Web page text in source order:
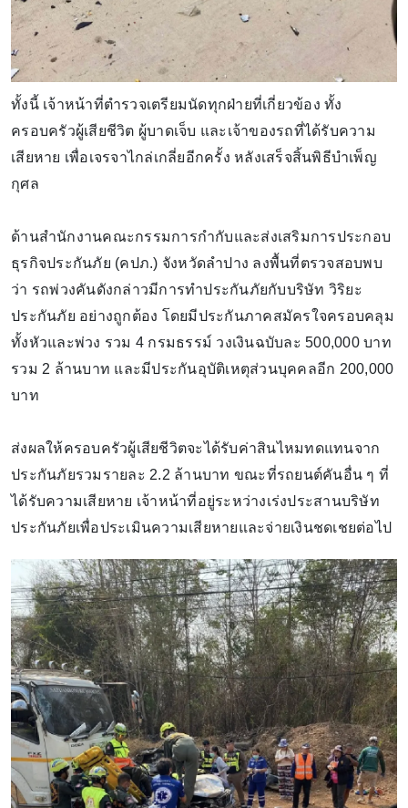
ทั้งนี้ เจ้าหน้าที่ตำรวจเตรียมนัดทุกฝ่ายที่เกี่ยวข้อง ทั้ง
ครอบครัวผู้เสียชีวิต ผู้บาดเจ็บ และเจ้าของรถที่ได้รับความ
เสียหาย เพื่อเจรจาไกล่เกลี่ยอีกครั้ง หลังเสร็จสิ้นพิธีบำเพ็ญ
กุศล
ด้านสำนักงานคณะกรรมการกำกับและส่งเสริมการประกอบ
ธุรกิจประกันภัย (คปภ.) จังหวัดลำปาง ลงพื้นที่ตรวจสอบพบ
ว่า รถพ่วงคันดังกล่าวมีการทำประกันภัยกับบริษัท วิริยะ
ประกันภัย อย่างถูกต้อง โดยมีประกันภาคสมัครใจครอบคลุม
ทั้งหัวและพ่วง รวม 4 กรมธรรม์ วงเงินฉบับละ 500,000 บาท
รวม 2 ล้านบาท และมีประกันอุบัติเหตุส่วนบุคคลอีก 200,000
บาท
ส่งผลให้ครอบครัวผู้เสียชีวิตจะได้รับค่าสินไหมทดแทนจาก
ประกันภัยรวมรายละ 2.2 ล้านบาท ขณะที่รถยนต์คันอื่น ๆ ที่
ได้รับความเสียหาย เจ้าหน้าที่อยู่ระหว่างเร่งประสานบริษัท
ประกันภัยเพื่อประเมินความเสียหายและจ่ายเงินชดเชยต่อไป